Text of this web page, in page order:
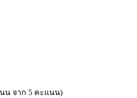
น จาก 5 คะแนน)